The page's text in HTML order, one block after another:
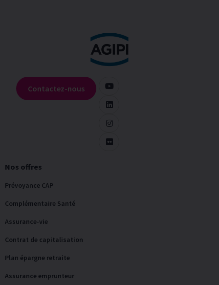
Nos offres
Prévoyance CAP
Complémentaire Santé
Assurance-vie
Contrat de capitalisation
Plan épargne retraite
Assurance emprunteur
Contactez-nous